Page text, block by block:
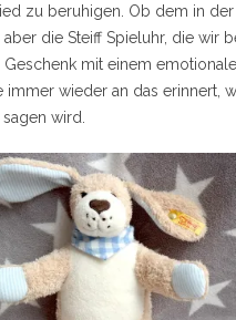
zu beruhigen. Ob dem in der
die Steiff Spieluhr, die wir
mit einem
immer wieder an das erinnert,
wird.